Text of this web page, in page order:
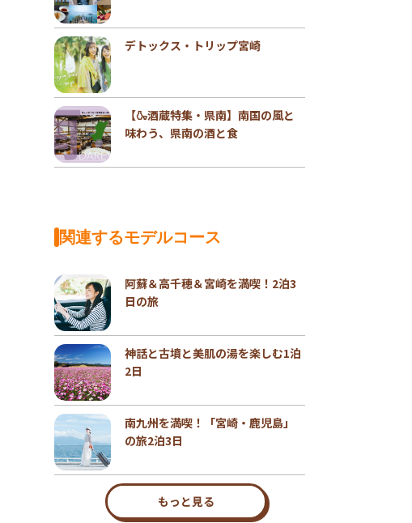
デトックス・トリップ宮崎
【🍶酒蔵特集・県南】南国の風と
味わう、県南の酒と食
関連するモデルコース
阿蘇＆高千穂＆宮崎を満喫！2泊3
日の旅
神話と古墳と美肌の湯を楽しむ1泊
2日
南九州を満喫！「宮崎・鹿児島」
の旅2泊3日
もっと見る